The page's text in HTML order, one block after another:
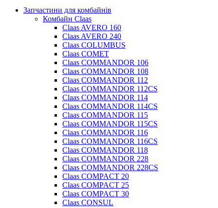
Запчастини для комбайнів
Комбайн Claas
Claas AVERO 160
Claas AVERO 240
Claas COLUMBUS
Claas COMET
Claas COMMANDOR 106
Claas COMMANDOR 108
Claas COMMANDOR 112
Claas COMMANDOR 112CS
Claas COMMANDOR 114
Claas COMMANDOR 114CS
Claas COMMANDOR 115
Claas COMMANDOR 115CS
Claas COMMANDOR 116
Claas COMMANDOR 116CS
Claas COMMANDOR 118
Claas COMMANDOR 228
Claas COMMANDOR 228CS
Claas COMPACT 20
Claas COMPACT 25
Claas COMPACT 30
Claas CONSUL